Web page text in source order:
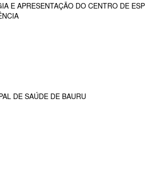
E APRESENTAÇÃO DO CENTRO DE
DE SAÚDE DE BAURU